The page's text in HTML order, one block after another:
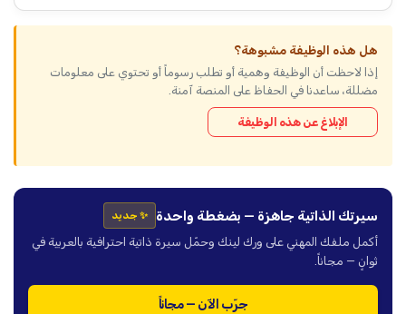
هل هذه الوظيفة مشبوهة؟
إذا لاحظت أن الوظيفة وهمية أو تطلب رسوماً أو تحتوي على معلومات
مضللة، ساعدنا في الحفاظ على المنصة آمنة.
الإبلاغ عن هذه الوظيفة
سيرتك الذاتية جاهزة — بضغطة واحدة ✨ جديد
أكمل ملفك المهني على ورك لينك وحمّل سيرة ذاتية احترافية بالعربية في
ثوانٍ — مجاناً.
جرّب الآن — مجاناً